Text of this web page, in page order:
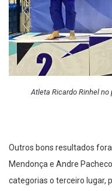
Atleta Ricardo Rinhel
Outros bons resultados
Mendonça e Andre
categorias o terceiro lugar,